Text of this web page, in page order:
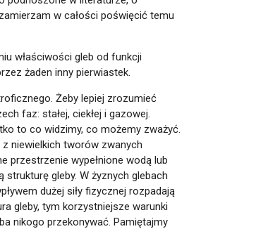
w całości poświęcić temu
właściwości gleb od funkcji
żaden inny pierwiastek.
Żeby lepiej zrozumieć
faz: stałej, ciekłej i gazowej.
to co widzimy, co możemy zważyć.
z niewielkich tworów zwanych
przestrzenie wypełnione wodą lub
strukturę gleby. W żyznych glebach
dużej siły fizycznej rozpadają
gleby, tym korzystniejsze warunki
nikogo przekonywać. Pamiętajmy